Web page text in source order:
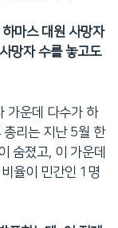
마스 대원 사망자
망자 수를 놓고도
가운데 다수가 하
총리는 지난 5월 한
숨졌고, 이 가운데
율이 민간인 1명